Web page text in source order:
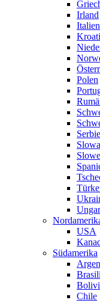
Irland
Italien
Polen
USA
Südamerika
Chile